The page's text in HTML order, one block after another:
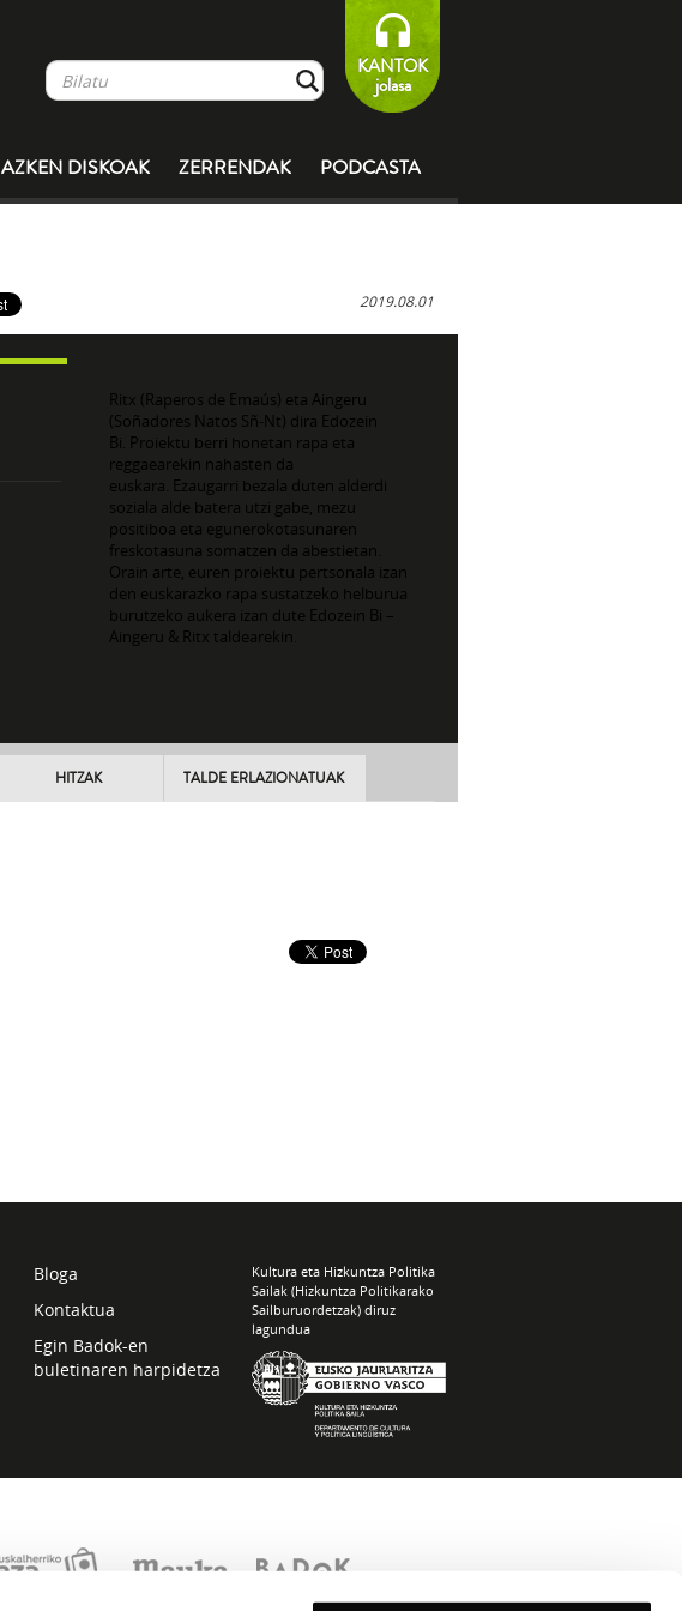
KANTOK
jolasa
AZKEN DISKOAK ZERRENDAK PODCASTA
2019.08.01
Ritx (Raperos de Emaús) eta Aingeru
(Soñadores Natos Sñ-Nt) dira Edozein
Bi. Proiektu berri honetan rapa eta
reggaearekin nahasten da
euskara. Ezaugarri bezala duten alderdi
soziala alde batera utzi gabe, mezu
positiboa eta egunerokotasunaren
freskotasuna somatzen da abestietan.
Orain arte, euren proiektu pertsonala izan
den euskarazko rapa sustatzeko helburua
burutzeko aukera izan dute Edozein Bi –
Aingeru & Ritx taldearekin.
HITZAK TALDE ERLAZIONATUAK
Bloga
Kontaktua
Egin Badok-en
buletinaren harpidetza
Kultura eta Hizkuntza Politika
Sailak (Hizkuntza Politikarako
Sailburuordetzak) diruz
lagundua